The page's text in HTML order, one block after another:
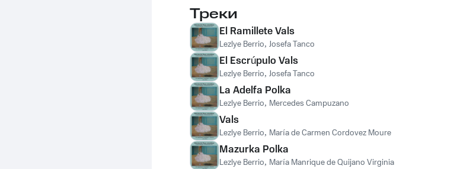
Треки
El Ramillete Vals
Lezlye Berrio, Josefa Tanco
El Escrúpulo Vals
Lezlye Berrio, Josefa Tanco
La Adelfa Polka
Lezlye Berrio, Mercedes Campuzano
Vals
Lezlye Berrio, María de Carmen Cordovez Moure
Mazurka Polka
Lezlye Berrio, María Manrique de Quijano Virginia